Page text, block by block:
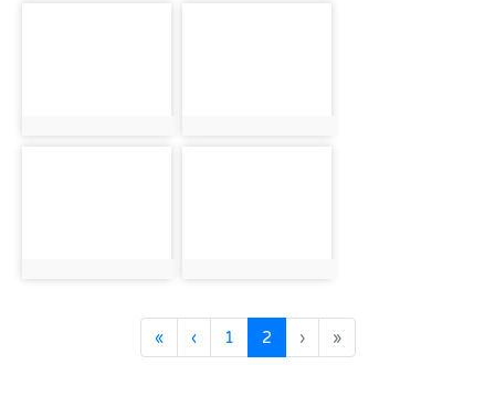
«第一頁
‹上一頁
1 2(目前頁次)
› »